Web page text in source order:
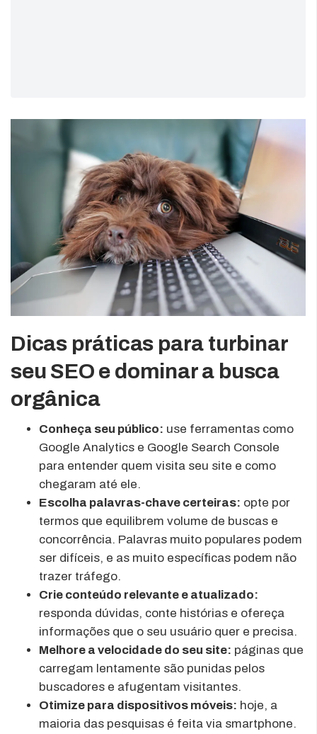
Dicas práticas para turbinar
seu SEO e dominar a busca
orgânica
Conheça seu público: use ferramentas como
Google Analytics e Google Search Console
para entender quem visita seu site e como
chegaram até ele.
Escolha palavras-chave certeiras: opte por
termos que equilibrem volume de buscas e
concorrência. Palavras muito populares podem
ser difíceis, e as muito específicas podem não
trazer tráfego.
Crie conteúdo relevante e atualizado:
responda dúvidas, conte histórias e ofereça
informações que o seu usuário quer e precisa.
Melhore a velocidade do seu site: páginas que
carregam lentamente são punidas pelos
buscadores e afugentam visitantes.
Otimize para dispositivos móveis: hoje, a
maioria das pesquisas é feita via smartphone.